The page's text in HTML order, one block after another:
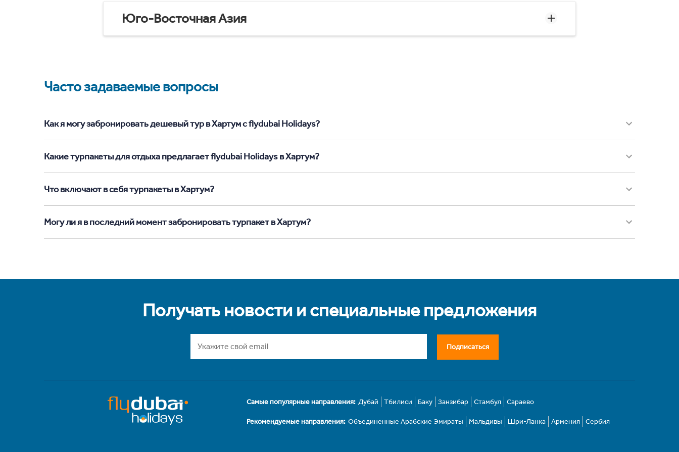
Юго-Восточная Азия
Часто задаваемые вопросы
Как я могу забронировать дешевый тур в Хартум с flydubai Holidays?
Какие турпакеты для отдыха предлагает flydubai Holidays в Хартум?
Что включают в себя турпакеты в Хартум?
Могу ли я в последний момент забронировать турпакет в Хартум?
Получать новости и специальные предложения
Подписаться
Самые популярные направления: Дубай Тбилиси Баку Занзибар Стамбул Сараево
Рекомендуемые направления: Объединенные Арабские Эмираты Мальдивы Шри-Ланка Армения Сербия